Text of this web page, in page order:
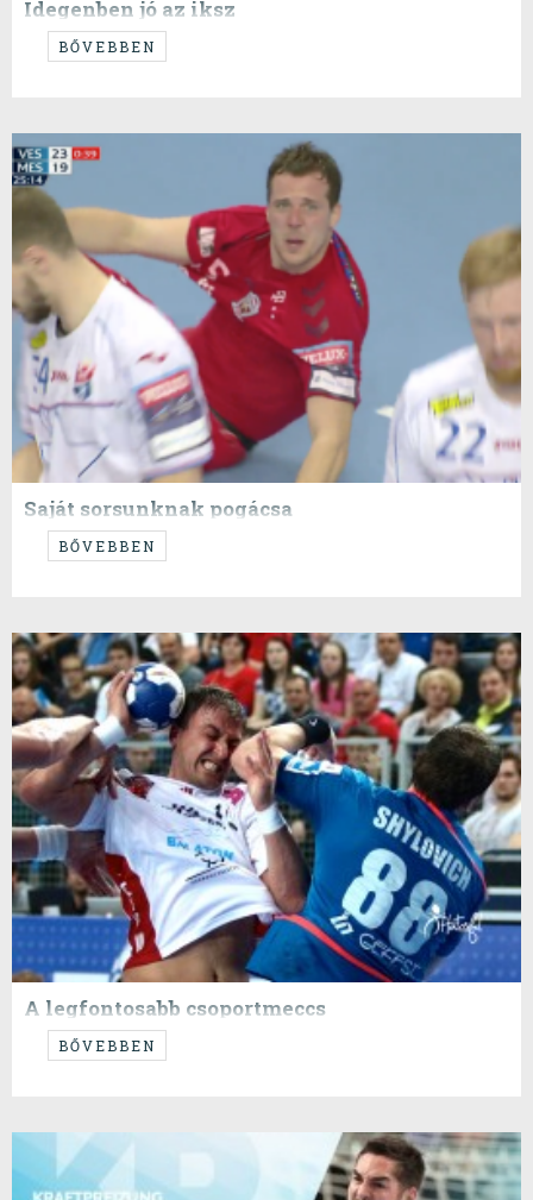
Idegenben jó az iksz
...hehehe...
BŐVEBBEN
Saját sorsunknak pogácsa
...ami jó...BŐVEBBEN
A legfontosabb csoportmeccs
...még ha elsőre nem is tűnt annak...
BŐVEBBEN